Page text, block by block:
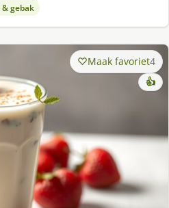
gebak
Maak favoriet4
👍